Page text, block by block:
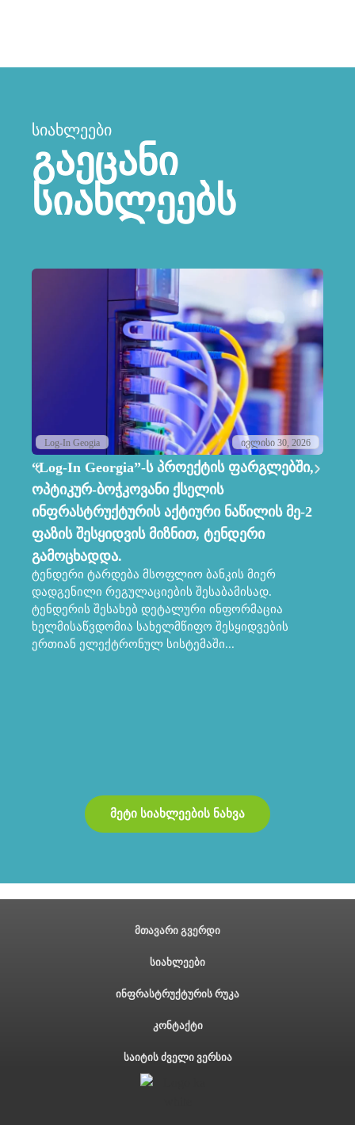
ᲡᲘᲐᲮᲚᲔᲔᲑᲘ
გაეცანი
სიახლეებს
Log-In Geogia ივლისი 30, 2026
“Log-In Georgia”-ს პროექტის ფარგლებში,
ოპტიკურ-ბოჭკოვანი ქსელის
ინფრასტრუქტურის აქტიური ნაწილის მე-2
ფაზის შესყიდვის მიზნით, ტენდერი
გამოცხადდა.
ტენდერი ტარდება მსოფლიო ბანკის მიერ
დადგენილი რეგულაციების შესაბამისად.
ტენდერის შესახებ დეტალური ინფორმაცია
ხელმისაწვდომია სახელმწიფო შესყიდვების
ერთიან ელექტრონულ სისტემაში...
მეტი სიახლეების ნახვა
მთავარი გვერდი
სიახლეები
ინფრასტრუქტურის რუკა
კონტაქტი
საიტის ძველი ვერსია